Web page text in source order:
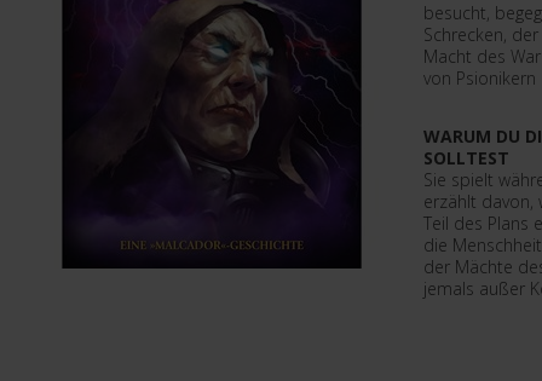
besucht,
Schrecken,
Macht des
von
WARUM DU
SOLLTEST
Sie spielt
erzählt davon,
Teil des Plans
die
der Mächte
jemals außer